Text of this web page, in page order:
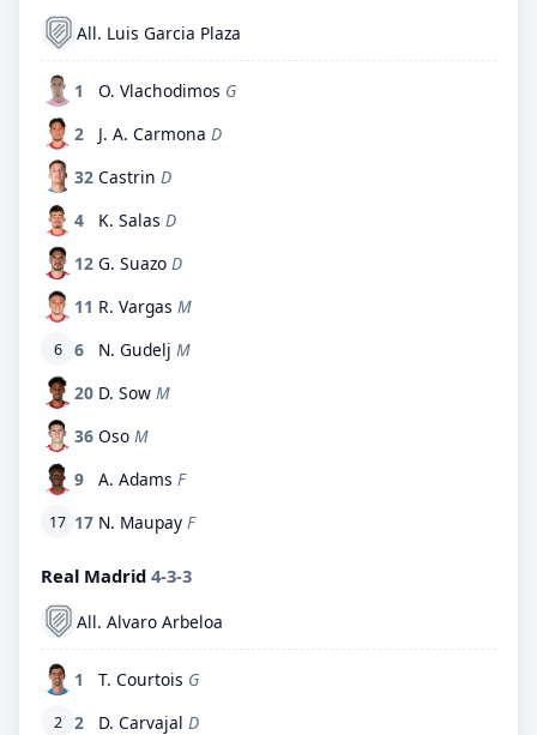
All. Luis Garcia Plaza
1 O. Vlachodimos G
2
J. A. Carmona D
32 Castrin D
4
K. Salas D
12 G. Suazo D
11 R. Vargas M
6 6 N. Gudelj M
20 D. Sow M
36 Oso M
9
A. Adams F
17 17 N. Maupay F
Real Madrid 4-3-3
All. Alvaro Arbeloa
1 T. Courtois G
2 2 D. Carvajal D